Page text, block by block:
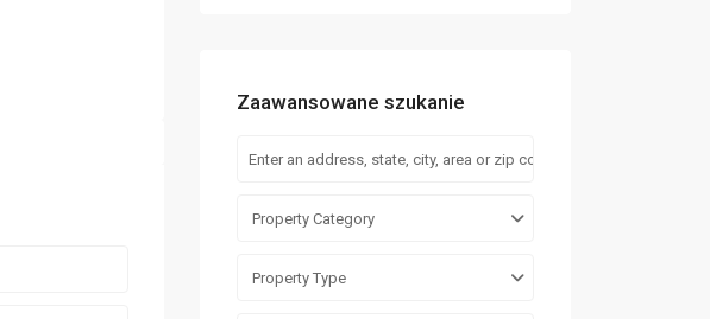
Zaawansowane szukanie
Property Category
Property Type